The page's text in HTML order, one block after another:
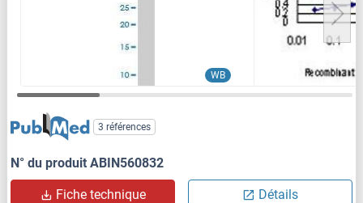
WB
3 références
N° du produit ABIN560832
Fiche technique Détails